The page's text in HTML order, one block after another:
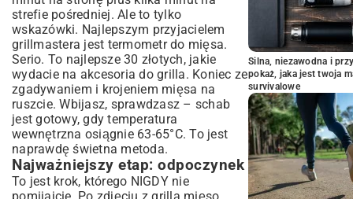
strefie pośredniej. Ale to tylko
wskazówki. Najlepszym przyjacielem
grillmastera jest termometr do mięsa.
Serio. To najlepsze 30 złotych, jakie
wydacie na akcesoria do grilla. Koniec ze
zgadywaniem i krojeniem mięsa na
ruszcie. Wbijasz, sprawdzasz – schab
jest gotowy, gdy temperatura
wewnętrzna osiągnie 63-65°C. To jest
naprawdę świetna metoda.
Najważniejszy etap: odpoczynek
To jest krok, którego NIGDY nie
Silna, niezawodna i
pokaż, jaka jest twoja
survivalowe